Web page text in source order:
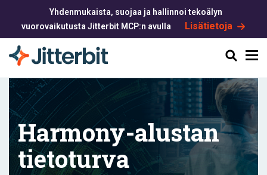
Haku
Yhdenmukaista, suojaa ja hallinnoi tekoälyn
vuorovaikutusta Jitterbit MCP:n avulla
Lisätietoja
Harmony-alustan
tietoturva